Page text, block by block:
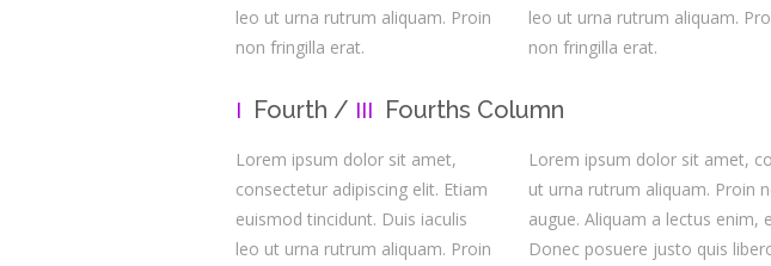
leo ut urna rutrum aliquam. Proin
non fringilla erat.
leo ut urna rutrum aliquam.
non fringilla erat.
I Fourth / III Fourths Column
Lorem ipsum dolor sit amet,
consectetur adipiscing elit. Etiam
euismod tincidunt. Duis iaculis
leo ut urna rutrum aliquam. Proin
Lorem ipsum dolor sit amet,
ut urna rutrum aliquam. Proin
augue. Aliquam a lectus
Donec posuere justo quis